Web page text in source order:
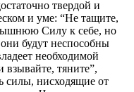
твердой и
и уме: “Не тащите,
Силу к себе, но
будут неспособны
необходимой
тяните”,
силы, нисходящие от